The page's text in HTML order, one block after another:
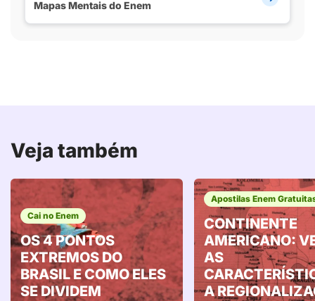
Mapas Mentais do Enem
Veja também
Cai no Enem
OS 4 PONTOS
EXTREMOS DO
BRASIL E COMO ELES
SE DIVIDEM
Apostilas Enem
CONTINENTE
AMERICANO:
AS
A